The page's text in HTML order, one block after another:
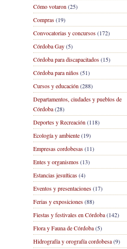
Cómo votaron (25)
Compras(19)
Convocatorias y concursos(172)
Córdoba Gay(5)
Córdoba para discapacitados(15)
Córdoba para niños(51)
Cursos y educación (288)
Departamentos, ciudades y pueblos de
Córdoba(28)
Deportes y Recreación (118)
Ecología y ambiente(19)
Empresas cordobesas(11)
Entes y organismos(13)
Estancias jesuíticas(4)
Eventos y presentaciones(17)
Ferias y exposiciones(88)
Fiestas y festivales en Córdoba(142)
Flora y Fauna de Córdoba(5)
Hidrografía y orografía cordobesa(9)